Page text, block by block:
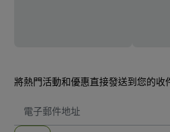
將熱門活動和優惠直接發送到您的收
子